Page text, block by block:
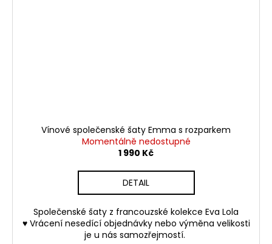
Vínové společenské šaty Emma s rozparkem
Momentálně nedostupné
1 990 Kč
DETAIL
Společenské šaty z francouzské kolekce Eva Lola
♥ Vrácení nesedící objednávky nebo výměna velikosti
je u nás samozřejmostí.